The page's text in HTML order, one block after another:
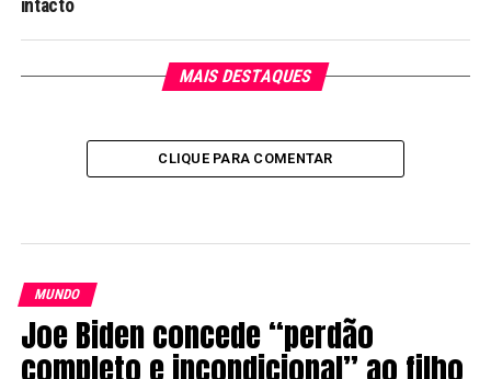
intacto
MAIS DESTAQUES
CLIQUE PARA COMENTAR
MUNDO
Joe Biden concede “perdão
completo e incondicional” ao filho